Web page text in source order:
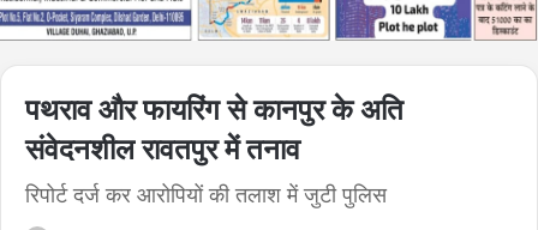
पथराव और फायरिंग से कानपुर के अति
संवेदनशील रावतपुर में तनाव
रिपोर्ट दर्ज कर आरोपियों की तलाश में जुटी पुलिस